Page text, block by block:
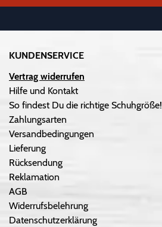
KUNDENSERVICE
Vertrag widerrufen
Hilfe und Kontakt
So findest Du die richtige Schuhgröße!
Zahlungsarten
Versandbedingungen
Lieferung
Rücksendung
Reklamation
AGB
Widerrufsbelehrung
Datenschutzerklärung